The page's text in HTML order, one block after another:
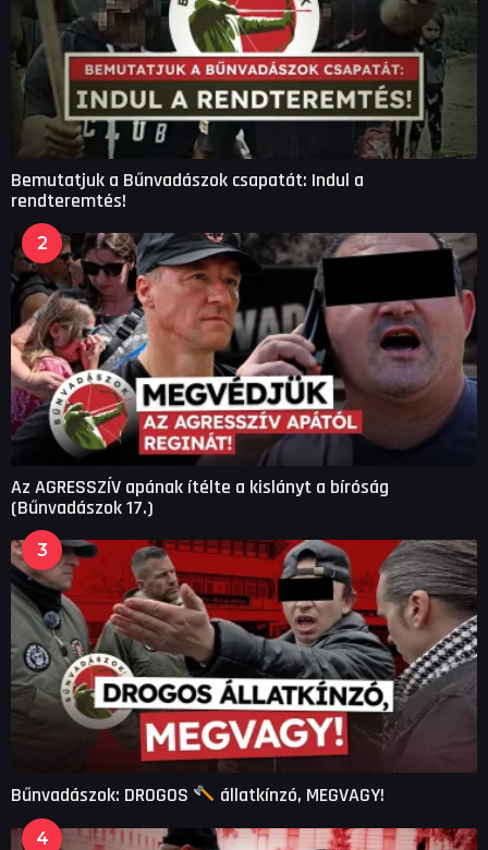
Bemutatjuk a Bűnvadászok csapatát: Indul a
rendteremtés!
2
Az AGRESSZÍV apának ítélte a kislányt a bíróság
(Bűnvadászok 17.)
3
Bűnvadászok: DROGOS állatkínzó, MEGVAGY!
4